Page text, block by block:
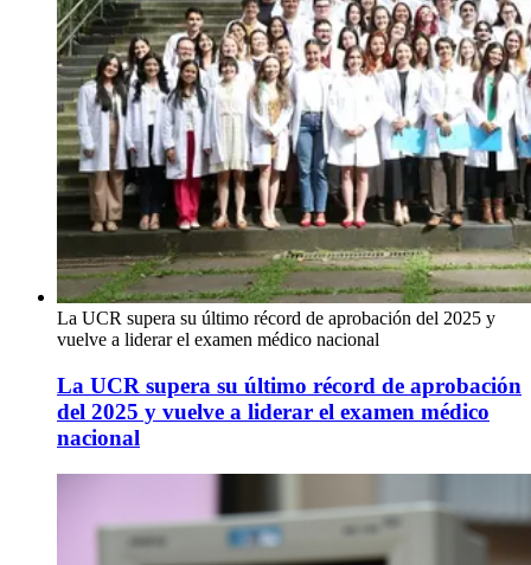
La UCR supera su último récord de aprobación del 2025 y
vuelve a liderar el examen médico nacional
La UCR supera su último récord de aprobación
del 2025 y vuelve a liderar el examen médico
nacional